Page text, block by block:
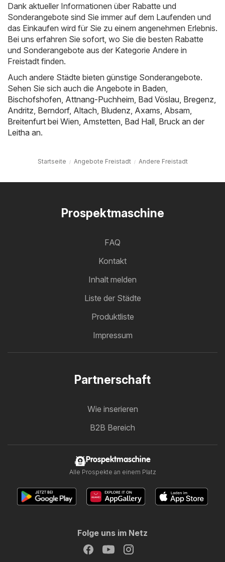
Dank aktueller Informationen über Rabatte und
Sonderangebote sind Sie immer auf dem Laufenden und
das Einkaufen wird für Sie zu einem angenehmen Erlebnis.
Bei uns erfahren Sie sofort, wo Sie die besten Rabatte
und Sonderangebote aus der Kategorie Andere in
Freistadt finden.
Auch andere Städte bieten günstige Sonderangebote.
Sehen Sie sich auch die Angebote in Baden
Bischofshofen Attnang-Puchheim Bad Vöslau Bregenz
Andritz Berndorf, Altach Bludenz Axams Absam
Breitenfurt bei Wien Amstetten Bad Hall Bruck an der
Leitha an.
Startseite Angebote Freistadt Andere Freistadt
Prospektmaschine
FAQ
Kontakt
Inhalt melden
Liste der Städte
Produktliste
Impressum
Partnerschaft
Wie inserieren
B2B Bereich
Prospektmaschine
Alle Prospekte an einem Platz
Folge uns im Netz